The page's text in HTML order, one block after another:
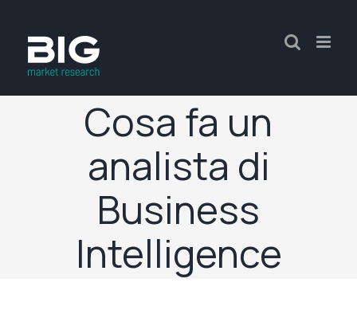
Cosa fa un
analista di
Business
Intelligence